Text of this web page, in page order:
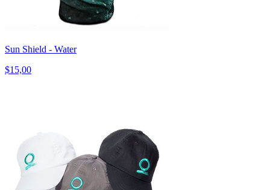
Sun Shield - Water
$15,00